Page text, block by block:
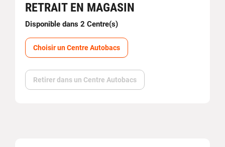
RETRAIT EN MAGASIN
Disponible dans 2 Centre(s)
Choisir un Centre Autobacs
Retirer dans un Centre Autobacs